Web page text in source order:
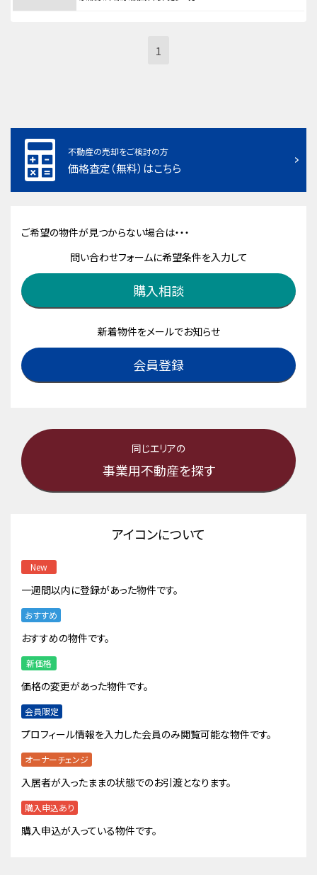
1
不動産の売却をご検討の方
価格査定（無料）はこちら
ご希望の物件が見つからない場合は・・・
問い合わせフォームに希望条件を入力して
購入相談
新着物件をメールでお知らせ
会員登録
同じエリアの
事業用不動産を探す
アイコンについて
New
一週間以内に登録があった物件です。
おすすめ
おすすめの物件です。
新価格
価格の変更があった物件です。
会員限定
プロフィール情報を入力した会員のみ閲覧可能な物件です。
オーナーチェンジ
入居者が入ったままの状態でのお引渡となります。
購入申込あり
購入申込が入っている物件です。